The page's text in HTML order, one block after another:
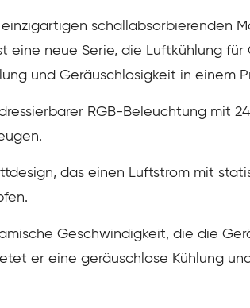
einzigartigen schallabsorbierenden
eine neue Serie, die Luftkühlung
und Geräuschlosigkeit in einem
RGB-Beleuchtung mit
das einen Luftstrom mit
Geschwindigkeit, die die
er eine geräuschlose Kühlung